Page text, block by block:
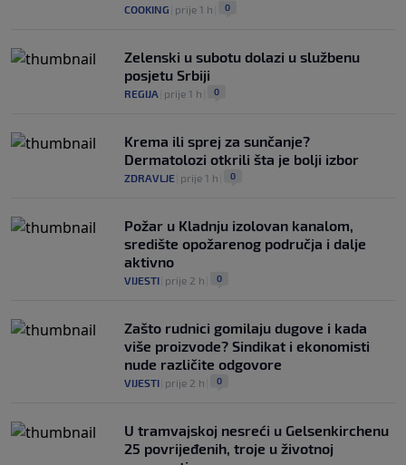
COOKING prije 1 h 0
Zelenski u subotu dolazi u službenu
posjetu Srbiji
REGIJA prije 1 h 0
Krema ili sprej za sunčanje?
Dermatolozi otkrili šta je bolji izbor
ZDRAVLJE prije 1 h 0
Požar u Kladnju izolovan kanalom,
središte opožarenog područja i dalje
aktivno
VIJESTI prije 2 h 0
Zašto rudnici gomilaju dugove i kada
više proizvode? Sindikat i ekonomisti
nude različite odgovore
VIJESTI prije 2 h 0
U tramvajskoj nesreći u Gelsenkirchenu
25 povrijeđenih, troje u životnoj